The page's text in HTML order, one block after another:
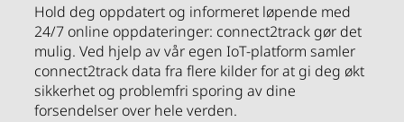
Hold deg oppdatert og informeret løpende med
24/7 online oppdateringer: connect2track gør det
mulig. Ved hjelp av vår egen IoT-platform samler
connect2track data fra flere kilder for at gi deg økt
sikkerhet og problemfri sporing av dine
forsendelser over hele verden.